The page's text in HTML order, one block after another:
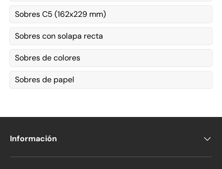
Sobres C5 (162x229 mm)
Sobres con solapa recta
Sobres de colores
Sobres de papel
Información